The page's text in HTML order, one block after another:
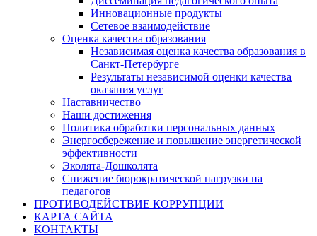
Инновационные продукты
Сетевое взаимодействие
Оценка качества образования
Независимая оценка качества образования в
Санкт-Петербурге
Результаты независимой оценки качества
оказания услуг
Наставничество
Наши достижения
Политика обработки персональных данных
Энергосбережение и повышение энергетической
эффективности
Эколята-Дошколята
Снижение бюрократической нагрузки на
педагогов
ПРОТИВОДЕЙСТВИЕ КОРРУПЦИИ
КАРТА САЙТА
КОНТАКТЫ